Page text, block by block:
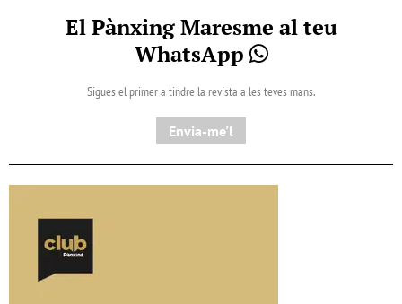
El Pànxing Maresme al teu
WhatsApp
Sigues el primer a tindre la revista a les teves mans.
Envia-me'l